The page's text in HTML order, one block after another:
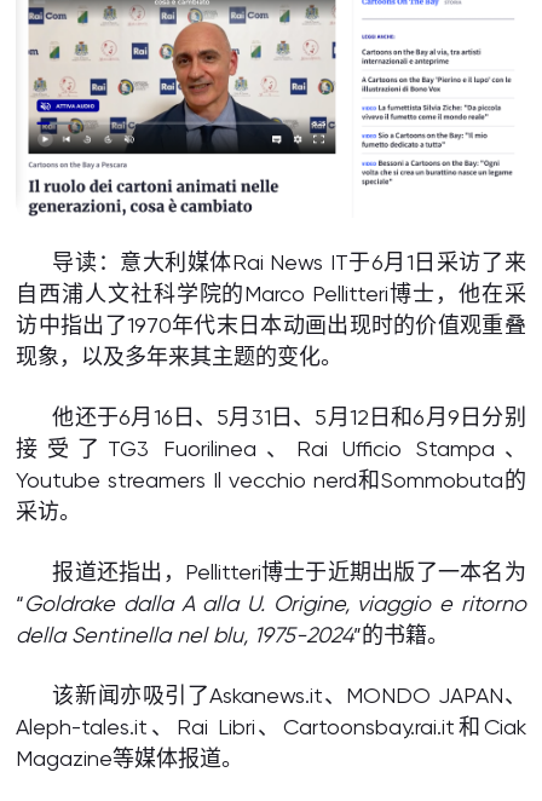
导读：意大利媒体Rai News IT于6月1日采访了来
自西浦人文社科学院的Marco Pellitteri博士，他在采
访中指出了1970年代末日本动画出现时的价值观重叠
现象，以及多年来其主题的变化。
他还于6月16日、5月31日、5月12日和6月9日分别
接受了TG3 Fuorilinea、Rai Ufficio Stampa、
Youtube streamers Il vecchio nerd和Sommobuta的
采访。
报道还指出，Pellitteri博士于近期出版了一本名为
“Goldrake dalla A alla U. Origine, viaggio e ritorno
della Sentinella nel blu, 1975-2024”的书籍。
该新闻亦吸引了Askanews.it、MONDO JAPAN、
Aleph-tales.it、Rai Libri、Cartoonsbay.rai.it和Ciak
Magazine等媒体报道。